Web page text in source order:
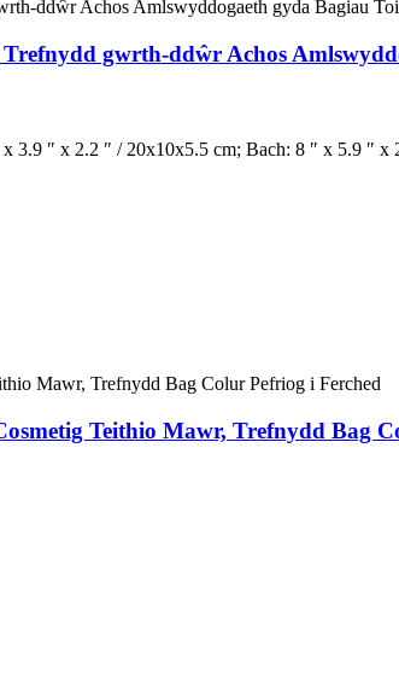
gwrth-ddŵr Achos
3.9 ″ x 2.2 ″ / 20x10x5.5 cm; Bach: 8 ″ x 5.9 ″ x
Teithio Mawr, Trefnydd Bag